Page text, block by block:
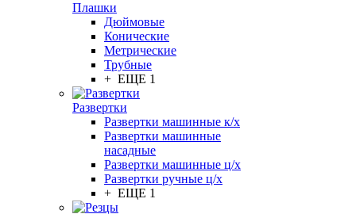
Плашки
Дюймовые
Конические
Метрические
Трубные
+ ЕЩЕ 1
Развертки
Развертки машинные к/х
Развертки машинные
насадные
Развертки машинные ц/х
Развертки ручные ц/х
+ ЕЩЕ 1